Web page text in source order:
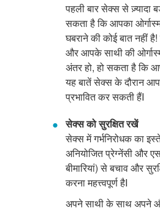
पहली बार सेक्स से ज़्यादा
सकता है कि आपका
घबराने की कोई बात नहीं
और आपके साथी की
अंतर हो, हो सकता है कि
यह बातें सेक्स के दौरान
प्रभावित कर सकती हैंI
सेक्स को सुरक्षित रखें
सेक्स में गर्भनिरोधक का
अनियोजित प्रेग्नेंसी और
बीमारियां) से बचाव और
करना महत्त्वपूर्ण हैI
अपने साथी के साथ अपने